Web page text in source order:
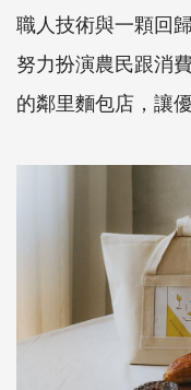
職人技術與一顆回
努力扮演農民跟消
的鄰里麵包店，讓